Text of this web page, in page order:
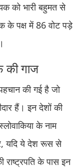
को भारी बहुमत से
के पक्ष में 86 वोट पड़े
की गाज
की गई है जो
हैं। इन देशों की
के नाम
यदि ये देश रूस से
राष्ट्रपति के पास इन